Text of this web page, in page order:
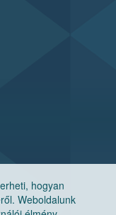
hogyan
Weboldalunk